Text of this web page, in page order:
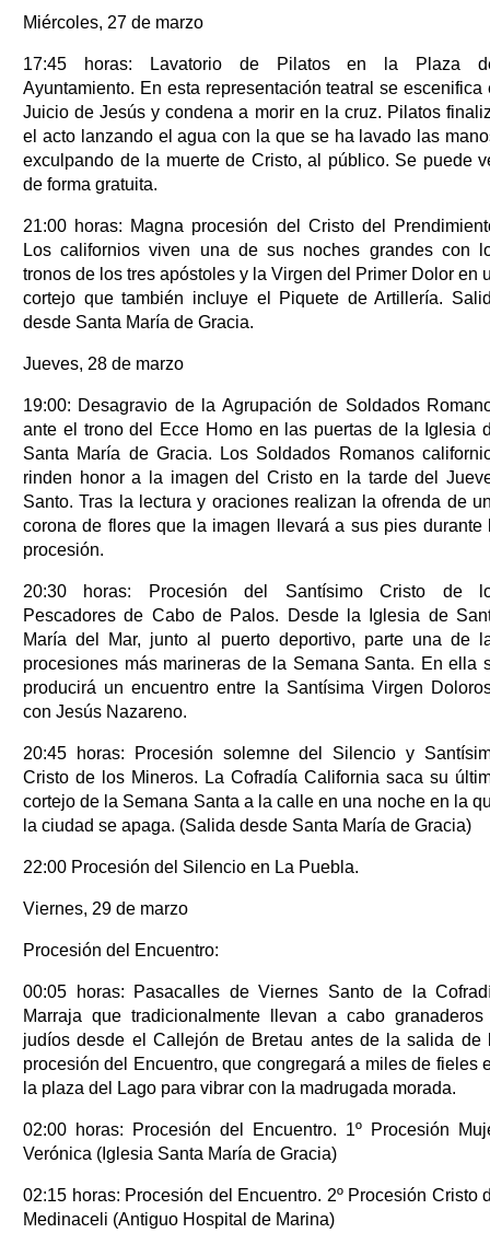
Miércoles, 27 de marzo
17:45 horas: Lavatorio de Pilatos en la Plaza
Ayuntamiento. En esta representación teatral se escenifica
Juicio de Jesús y condena a morir en la cruz. Pilatos
el acto lanzando el agua con la que se ha lavado las
exculpando de la muerte de Cristo, al público. Se puede
de forma gratuita.
21:00 horas: Magna procesión del Cristo del
Los californios viven una de sus noches grandes con
tronos de los tres apóstoles y la Virgen del Primer Dolor en
cortejo que también incluye el Piquete de Artillería.
desde Santa María de Gracia.
Jueves, 28 de marzo
19:00: Desagravio de la Agrupación de Soldados
ante el trono del Ecce Homo en las puertas de la Iglesia
Santa María de Gracia. Los Soldados Romanos
rinden honor a la imagen del Cristo en la tarde del
Santo. Tras la lectura y oraciones realizan la ofrenda de
corona de flores que la imagen llevará a sus pies durante
procesión.
20:30 horas: Procesión del Santísimo Cristo de
Pescadores de Cabo de Palos. Desde la Iglesia de
María del Mar, junto al puerto deportivo, parte una de
procesiones más marineras de la Semana Santa. En ella
producirá un encuentro entre la Santísima Virgen
con Jesús Nazareno.
20:45 horas: Procesión solemne del Silencio y
Cristo de los Mineros. La Cofradía California saca su
cortejo de la Semana Santa a la calle en una noche en la
la ciudad se apaga. (Salida desde Santa María de Gracia)
22:00 Procesión del Silencio en La Puebla.
Viernes, 29 de marzo
Procesión del Encuentro:
00:05 horas: Pasacalles de Viernes Santo de la
Marraja que tradicionalmente llevan a cabo
judíos desde el Callejón de Bretau antes de la salida de
procesión del Encuentro, que congregará a miles de fieles
la plaza del Lago para vibrar con la madrugada morada.
02:00 horas: Procesión del Encuentro. 1º Procesión
Verónica (Iglesia Santa María de Gracia)
02:15 horas: Procesión del Encuentro. 2º Procesión Cristo
Medinaceli (Antiguo Hospital de Marina)